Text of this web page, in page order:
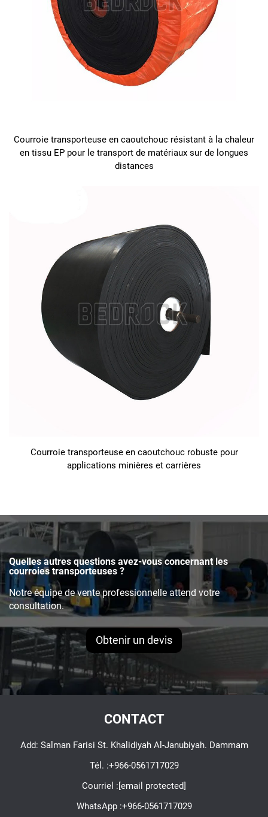
Courroie transporteuse en caoutchouc résistant à la chaleur
en tissu EP pour le transport de matériaux sur de longues
distances
Courroie transporteuse en caoutchouc robuste pour
applications minières et carrières
Quelles autres questions avez-vous concernant les
courroies transporteuses ?
Notre équipe de vente professionnelle attend votre
consultation.
Obtenir un devis
CONTACT
Add: Salman Farisi St. Khalidiyah Al-Janubiyah. Dammam
Tél. :+966-0561717029
Courriel :[email protected]
WhatsApp :+966-0561717029